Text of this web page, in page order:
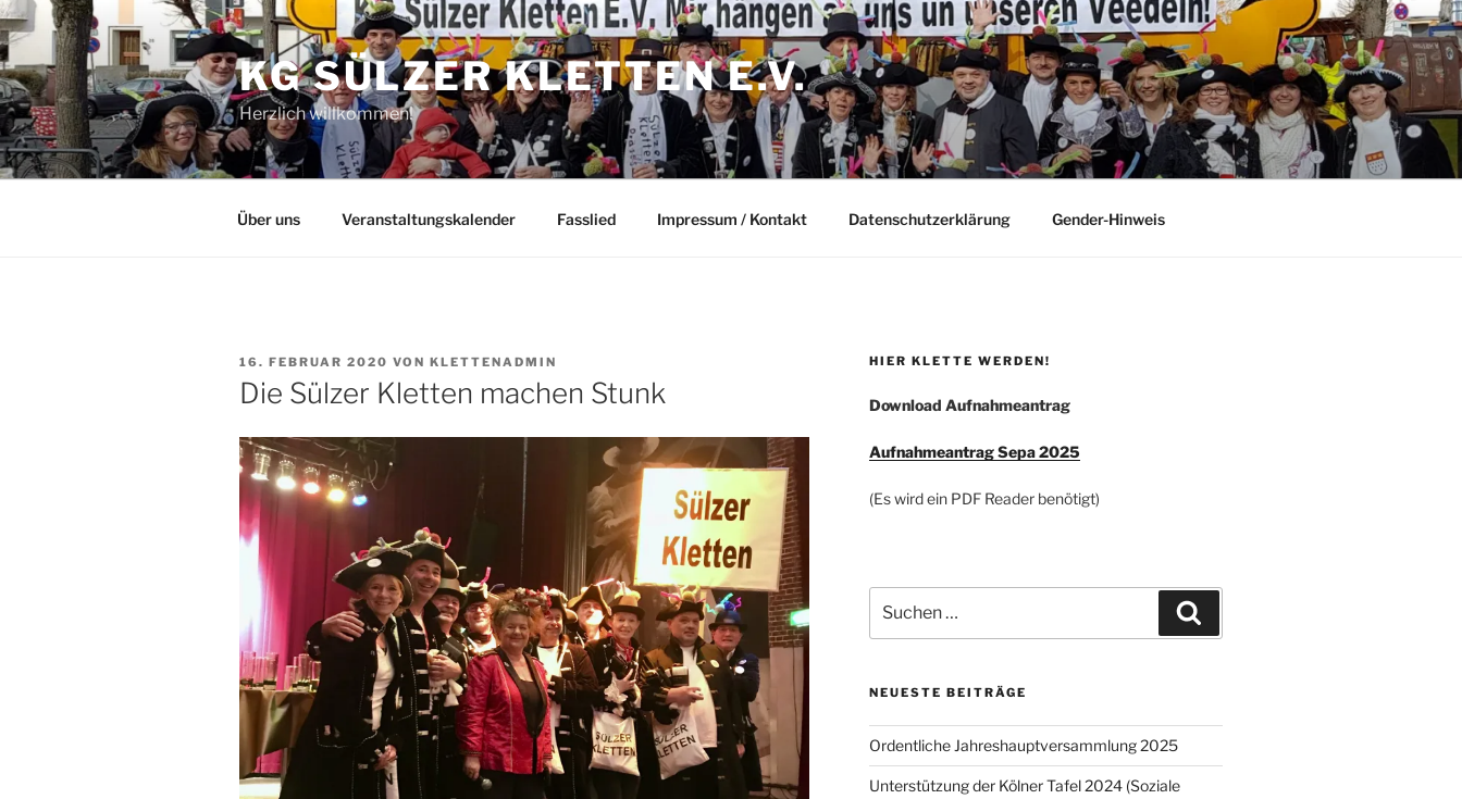
Zum
Inhalt
springen
KG SÜLZER KLETTEN E.V.
Herzlich willkommen!
Über uns Veranstaltungskalender Fasslied Impressum / Kontakt Datenschutzerklärung Gender-Hinweis
VERÖFFENTLICHT
AM
16. FEBRUAR 2020 VON KLETTENADMIN
Die Sülzer Kletten machen Stunk
HIER KLETTE WERDEN!
Download Aufnahmeantrag
Aufnahmeantrag Sepa 2025
(Es wird ein PDF Reader benötigt)
nach:
NEUESTE BEITRÄGE
Ordentliche Jahreshauptversammlung 2025
Unterstützung der Kölner Tafel 2024 (Soziale